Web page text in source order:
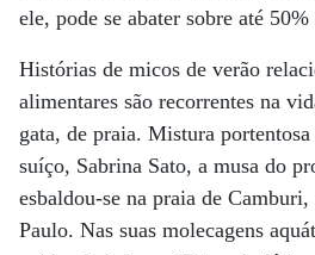
ele, pode se abater sobre até
Histórias de micos de verão
alimentares são recorrentes na
gata, de praia. Mistura
suíço, Sabrina Sato, a musa do
esbaldou-se na praia de
Paulo. Nas suas molecagens